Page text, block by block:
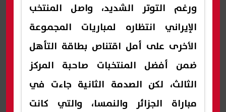
ورغم التوتر الشديد، واصل المنتخب
الإيراني انتظاره لمباريات المجموعة
الأخرى على أمل اقتناص بطاقة التأهل
ضمن أفضل المنتخبات صاحبة المركز
الثالث، لكن الصدمة الثانية جاءت في
مباراة الجزائر والنمسا، والتي كانت